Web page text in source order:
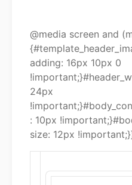
@media screen and
adding: 16px 10px 0
24px
: 10px
size: 12px